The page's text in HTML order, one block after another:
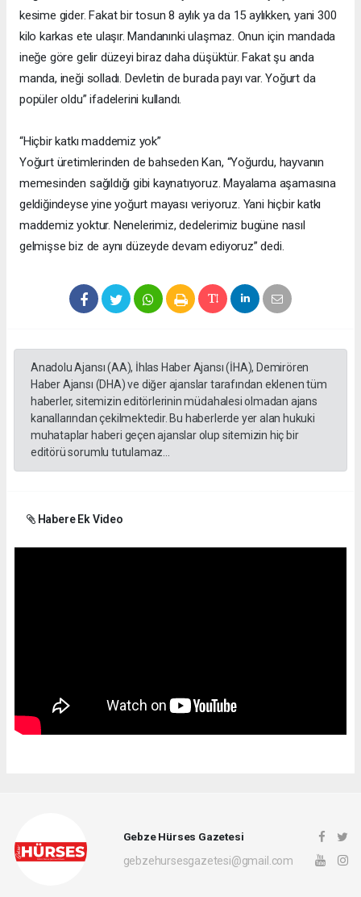
kesime gider. Fakat bir tosun 8 aylık ya da 15 aylıkken, yani 300
kilo karkas ete ulaşır. Mandanınki ulaşmaz. Onun için mandada
ineğe göre gelir düzeyi biraz daha düşüktür. Fakat şu anda
manda, ineği solladı. Devletin de burada payı var. Yoğurt da
popüler oldu” ifadelerini kullandı.
“Hiçbir katkı maddemiz yok”
Yoğurt üretimlerinden de bahseden Kan, “Yoğurdu, hayvanın
memesinden sağıldığı gibi kaynatıyoruz. Mayalama aşamasına
geldiğindeyse yine yoğurt mayası veriyoruz. Yani hiçbir katkı
maddemiz yoktur. Nenelerimiz, dedelerimiz bugüne nasıl
gelmişse biz de aynı düzeyde devam ediyoruz” dedi.
Anadolu Ajansı (AA), İhlas Haber Ajansı (İHA), Demirören
Haber Ajansı (DHA) ve diğer ajanslar tarafından eklenen tüm
haberler, sitemizin editörlerinin müdahalesi olmadan ajans
kanallarından çekilmektedir. Bu haberlerde yer alan hukuki
muhataplar haberi geçen ajanslar olup sitemizin hiç bir
editörü sorumlu tutulamaz...
Habere Ek Video
Gebze Hürses Gazetesi
gebzehursesgazetesi@gmail.com